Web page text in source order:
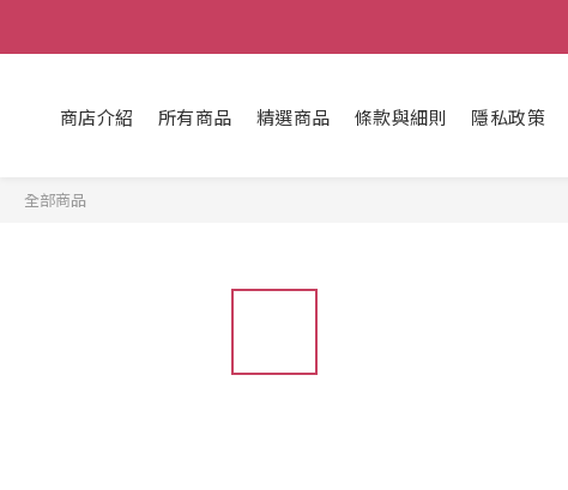
商店介紹 所有商品 精選商品 條款與細則 隱私政策
全部商品